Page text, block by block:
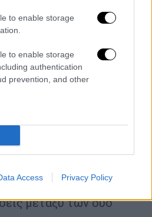
to enable storage
to enable storage
authentication
prevention, and other
Access Privacy Policy
(της Αιγύπτου)
του για την
και τονίζει ότι
ή επιπτώσεις
από την ελληνική
και τη δέσμευσή
και διαβούλευση με την
θέμα αυτό,
τα κοινά
οι
μεταξύ των δύο